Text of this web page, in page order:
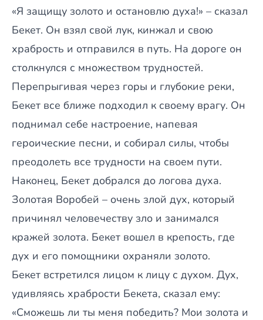
«Я защищу золото и остановлю духа!» – сказал
Бекет. Он взял свой лук, кинжал и свою
храбрость и отправился в путь. На дороге он
столкнулся с множеством трудностей.
Перепрыгивая через горы и глубокие реки,
Бекет все ближе подходил к своему врагу. Он
поднимал себе настроение, напевая
героические песни, и собирал силы, чтобы
преодолеть все трудности на своем пути.
Наконец, Бекет добрался до логова духа.
Золотая Воробей – очень злой дух, который
причинял человечеству зло и занимался
кражей золота. Бекет вошел в крепость, где
дух и его помощники охраняли золото.
Бекет встретился лицом к лицу с духом. Дух,
удивляясь храбрости Бекета, сказал ему:
«Сможешь ли ты меня победить? Мои золота и